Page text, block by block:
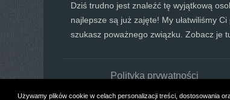
Używamy plików cookie w celach personalizacji treści, dostosowania
Dziś trudno jest znaleźć tę wyjątkową
najlepsze są już zajęte! My ułatwiliśmy
szukasz poważnego związku. Zobacz je
Polityka prywatności